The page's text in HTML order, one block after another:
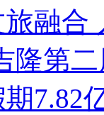
融合
隆第
期7.82